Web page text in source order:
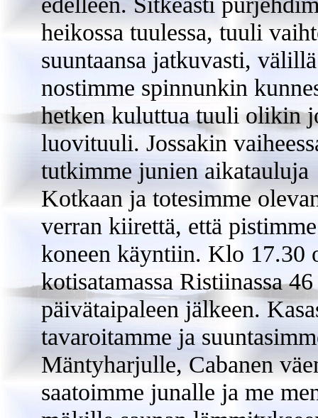
heikossa tuulessa, tuuli
suuntaansa jatkuvasti, välillä
nostimme spinnunkin
hetken kuluttua tuuli olikin
luovituuli. Jossakin
tutkimme junien aikatauluja
Kotkaan ja totesimme
verran kiirettä, että pistimme
koneen käyntiin. Klo 17.30
kotisatamassa Ristiinassa
päivätaipaleen jälkeen.
tavaroitamme ja
Mäntyharjulle, Cabanen
saatoimme junalle ja me